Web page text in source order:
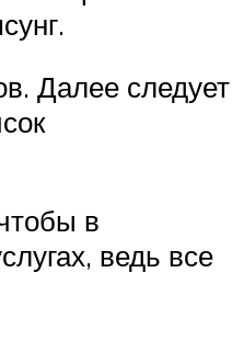
Далее следует
в
ведь все